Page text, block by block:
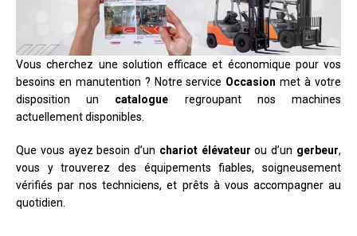
Vous cherchez une solution efficace et économique pour vos
besoins en manutention ? Notre service Occasion met à votre
disposition un catalogue regroupant nos machines
actuellement disponibles.
Que vous ayez besoin d’un chariot élévateur ou d’un gerbeur,
vous y trouverez des équipements fiables, soigneusement
vérifiés par nos techniciens, et prêts à vous accompagner au
quotidien.